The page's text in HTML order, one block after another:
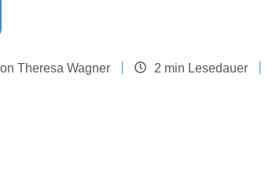
Theresa Wagner
2 min Lesedauer